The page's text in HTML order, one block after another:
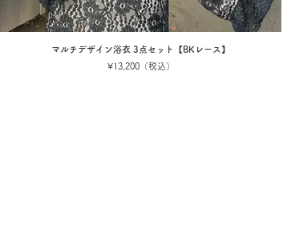
マルチデザイン浴衣 3点セット【BKレース】
¥13,200（税込）